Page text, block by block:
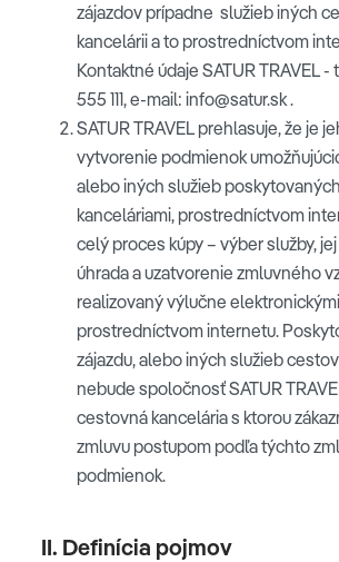
zájazdov prípadne služieb iných
kancelárii a to prostredníctvom
Kontaktné údaje SATUR TRAVEL
555 111, e-mail: info@satur.sk .
SATUR TRAVEL prehlasuje, že je
vytvorenie podmienok
alebo iných služieb
kanceláriami, prostredníctvom
celý proces kúpy – výber služby,
úhrada a uzatvorenie zmluvného
realizovaný výlučne
prostredníctvom internetu.
zájazdu, alebo iných služieb
nebude spoločnosť SATUR
cestovná kancelária s ktorou
zmluvu postupom podľa týchto
podmienok.
II. Definícia pojmov